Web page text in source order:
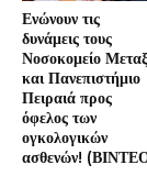
Ενώνουν τις
δυνάμεις τους
Νοσοκομείο
και Πανεπιστήμιο
Πειραιά προς
όφελος των
ογκολογικών
ασθενών!